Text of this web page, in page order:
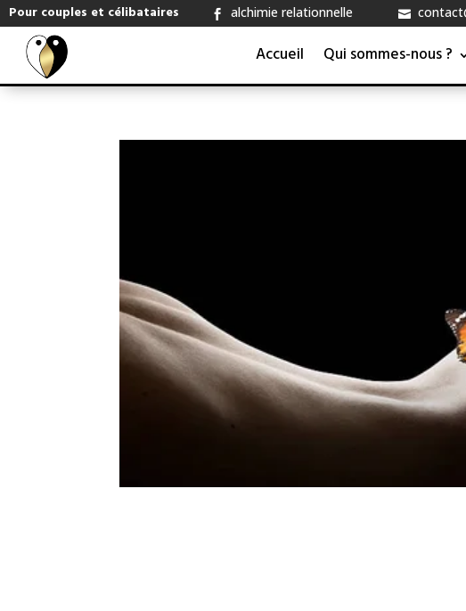
Accueil Qui sommes-nous ?
 alchimie relationnelle 
Pour couples et célibataires